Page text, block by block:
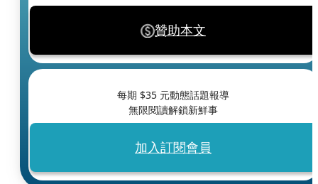
贊助本文
每期 $35 元動態話題報導
無限閱讀解鎖新鮮事
加入訂閱會員